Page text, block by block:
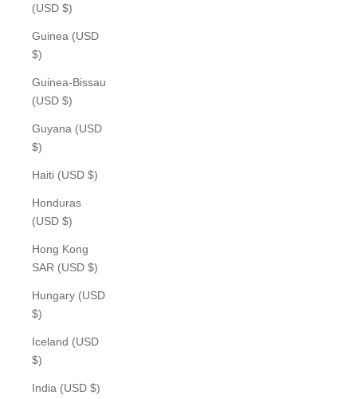
(USD $)
Guinea (USD
$)
Guinea-Bissau
(USD $)
Guyana (USD
$)
Haiti (USD $)
Honduras
(USD $)
Hong Kong
SAR (USD $)
Hungary (USD
$)
Iceland (USD
$)
India (USD $)